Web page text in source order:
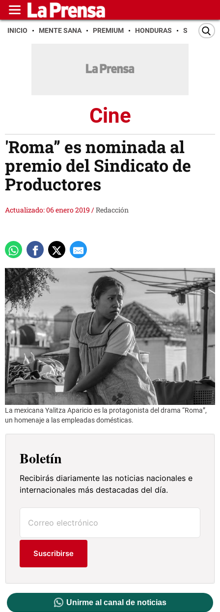
INICIO MENTE SANA PREMIUM HONDURAS SAN PEDRO
Cine
'Roma” es nominada al
premio del Sindicato de
Productores
Actualizado: 06 enero 2019 /Redacción
La mexicana Yalitza Aparicio es la protagonista del drama “Roma”,
un homenaje a las empleadas domésticas.
Boletín
Recibirás diariamente las noticias nacionales e
internacionales más destacadas del día.
Suscribirse
Unirme al canal de noticias